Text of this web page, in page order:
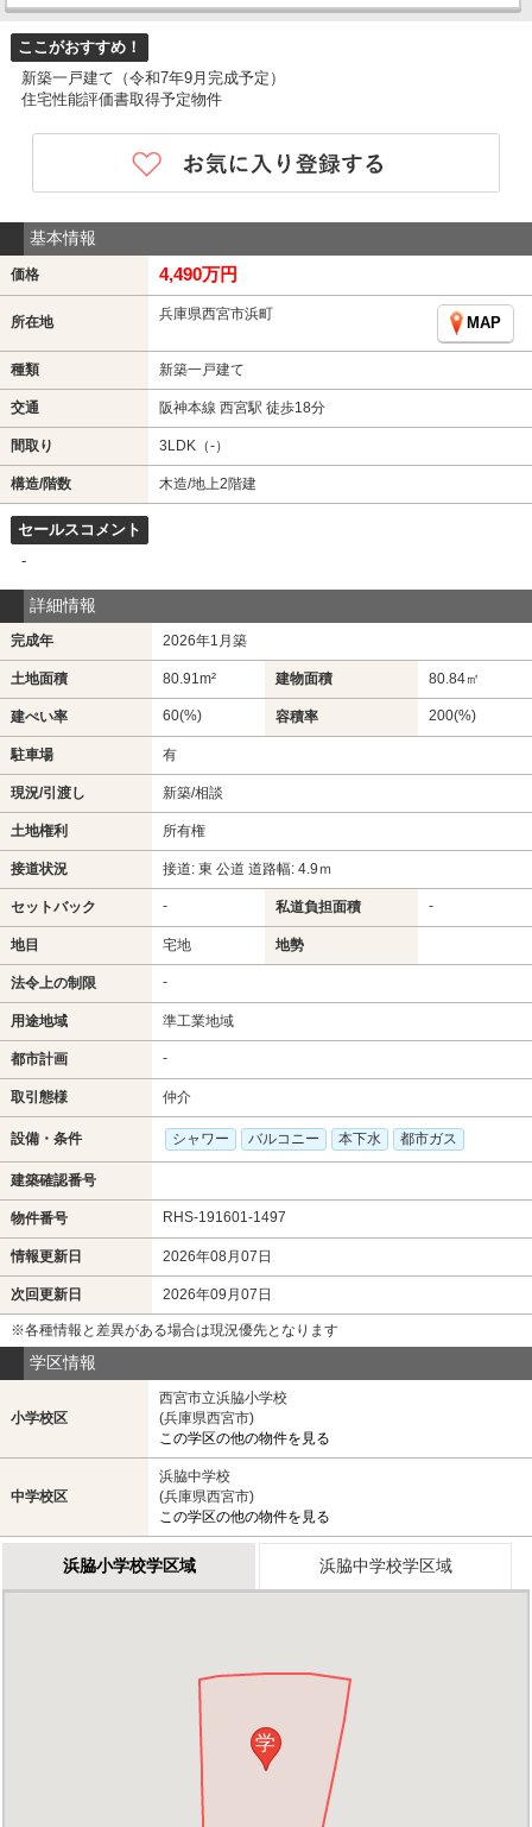
ここがおすすめ！
新築一戸建て（令和7年9月完成予定）
住宅性能評価書取得予定物件
基本情報
価格 4,490万円
所在地 兵庫県西宮市浜町
MAP
種類 新築一戸建て
交通 阪神本線 西宮駅 徒歩18分
間取り 3LDK（-）
構造/階数 木造/地上2階建
セールスコメント
-
詳細情報
完成年 2026年1月築
土地面積 80.91m² 建物面積 80.84㎡
建ぺい率 60(%) 容積率 200(%)
駐車場 有
現況/引渡し 新築/相談
土地権利 所有権
接道状況 接道: 東 公道 道路幅: 4.9ｍ
セットバック - 私道負担面積 -
地目 宅地 地勢
法令上の制限 -
用途地域 準工業地域
都市計画 -
取引態様 仲介
設備・条件 シャワー バルコニー 本下水 都市ガス
建築確認番号
物件番号 RHS-191601-1497
情報更新日 2026年08月07日
次回更新日 2026年09月07日
※各種情報と差異がある場合は現況優先となります
学区情報
小学校区
西宮市立浜脇小学校
(兵庫県西宮市)
この学区の他の物件を見る
中学校区
浜脇中学校
(兵庫県西宮市)
この学区の他の物件を見る
浜脇小学校学区域 浜脇中学校学区域
学